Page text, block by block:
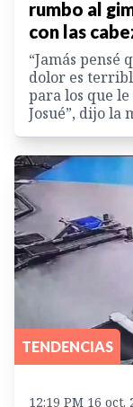
rumbo al
con las
“Jamás pensé
dolor es
para los que
Josué”, dijo la
TENDENCIAS
12:19 PM 16 oct.